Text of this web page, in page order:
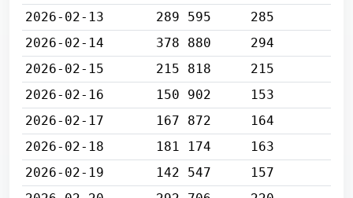
2026-02-13
289 595
285
2026-02-14
378 880
294
2026-02-15
215 818
215
2026-02-16
150 902
153
2026-02-17
167 872
164
2026-02-18
181 174
163
2026-02-19
142 547
157